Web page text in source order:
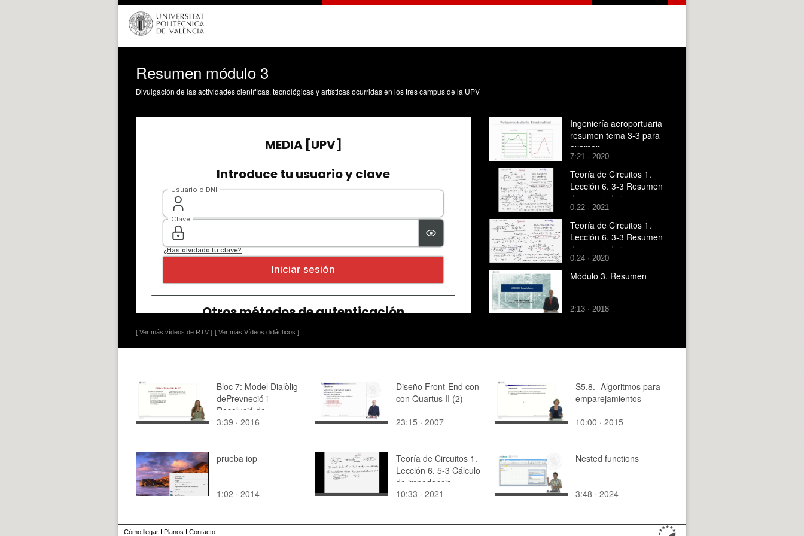
Resumen módulo 3
Divulgación de las actividades científicas, tecnológicas y artísticas ocurridas en los tres campus de la UPV
[ Ver más vídeos de RTV ] [ Ver más Vídeos didácticos ]
Ingeniería aeroportuaria
resumen tema 3-3 para
examen.
7:21 · 2020
Teoría de Circuitos 1.
Lección 6. 3-3 Resumen
de generadores
dependientes
0:22 · 2021
Teoría de Circuitos 1.
Lección 6. 3-3 Resumen
de generadores
dependientes
0:24 · 2020
Módulo 3. Resumen
2:13 · 2018
Bloc 7: Model Dialòlig
dePrevneció i
Resolució de
Conflictes
3:39 · 2016
Diseño Front-End con
con Quartus II (2)
23:15 · 2007
S5.8.- Algoritmos para
emparejamientos
10:00 · 2015
prueba iop
1:02 · 2014
Teoría de Circuitos 1.
Lección 6. 5-3 Cálculo
de impedancia
equivalente R,L,C en
10:33 · 2021
Nested functions
3:48 · 2024
Cómo llegar I Planos I Contacto